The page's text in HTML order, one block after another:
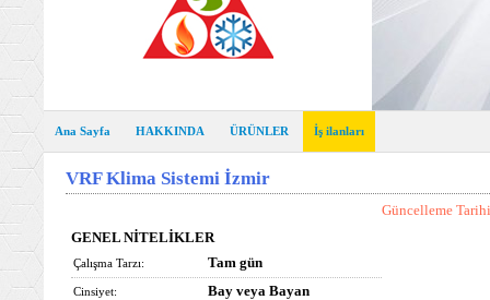
Ana Sayfa HAKKINDA ÜRÜNLER İş ilanları
VRF Klima Sistemi İzmir
Güncelleme
GENEL NİTELİKLER
Çalışma Tarzı: Tam gün
Cinsiyet: Bay veya Bayan